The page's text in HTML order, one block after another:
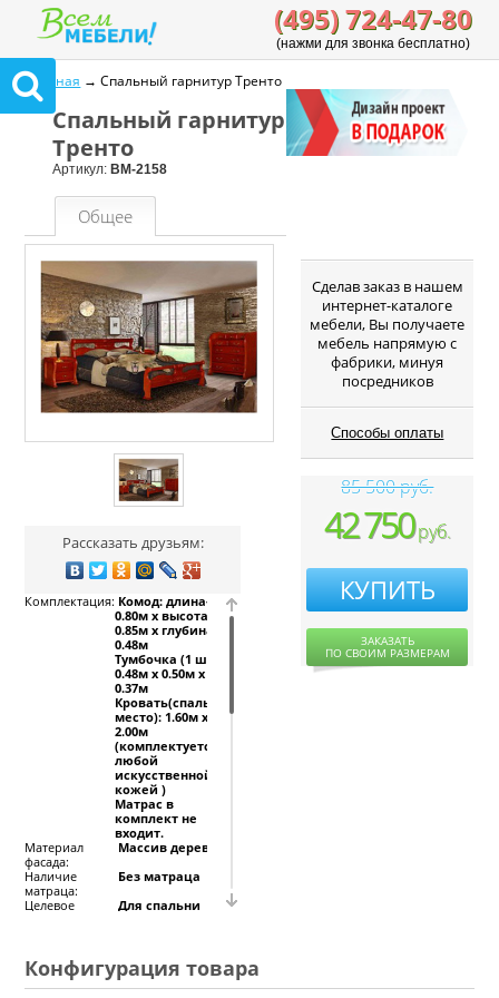
(495) 724-47-80
(нажми для звонка бесплатно)
Главная → Спальный гарнитур Тренто
Спальный гарнитур
Тренто
Артикул: ВМ-2158
Общее
Рассказать друзьям:
Комплектация: Комод: длина-
0.80м х высота-
0.85м х глубина-
0.48м
Тумбочка (1 шт):
0.48м х 0.50м х
0.37м
Кровать(спальное
место): 1.60м х
2.00м
(комплектуется
любой
искусственной
кожей )
Матрас в
комплект не
входит.
Материал
фасада:
Массив дерева
Наличие
матраца:
Без матраца
Целевое
Для спальни
цена от 5000 руб.-
оплачиваются
дополнительно.
Cделав заказ в нашем
интернет-каталоге
мебели, Вы получаете
мебель напрямую с
фабрики, минуя
посредников
Способы оплаты
85 500 руб.
42 750руб.
КУПИТЬ
ЗАКАЗАТЬ
ПО СВОИМ РАЗМЕРАМ
Конфигурация товара